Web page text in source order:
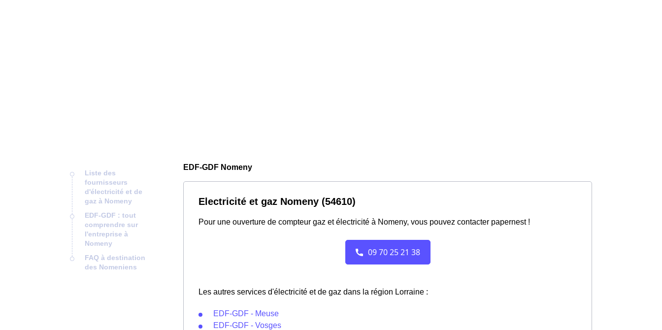
Liste des
fournisseurs
d'électricité et de
gaz à Nomeny
EDF-GDF : tout
comprendre sur
l'entreprise à
Nomeny
FAQ à destination
des Nomeniens
EDF-GDF Nomeny
Electricité et gaz Nomeny (54610)
Pour une ouverture de compteur gaz et électricité à Nomeny, vous pouvez contacter papernest !
Les autres services d'électricité et de gaz dans la région Lorraine :
EDF-GDF - Meuse
EDF-GDF - Vosges